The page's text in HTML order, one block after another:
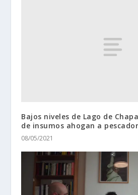
Bajos niveles de Lago de
de insumos ahogan a
08/05/2021